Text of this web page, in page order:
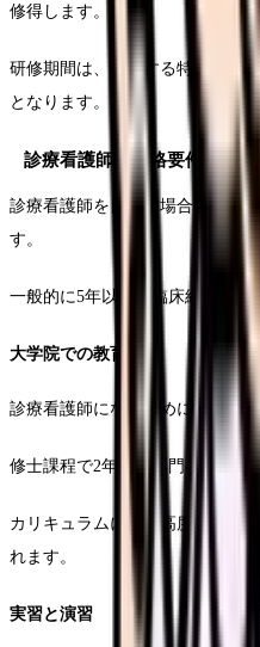
修得します。
研修期間は、選択する特定行為
となります。
診療看護師の資格要件
診療看護師を目指す場合、より
す。
一般的に5年以上の臨床経験があ
大学院での教育
診療看護師になるためには、専
修士課程で2年間の専門教育を受
カリキュラムには、高度な医学
れます。
実習と演習